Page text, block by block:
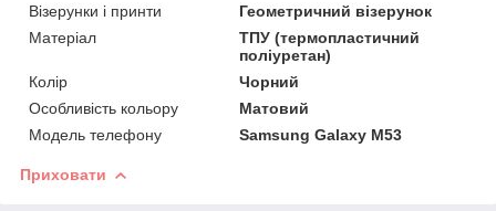
Візерунки і принти
Геометричний візерунок
Матеріал
ТПУ (термопластичний
поліуретан)
Колір
Чорний
Особливість кольору
Матовий
Модель телефону
Samsung Galaxy M53
Приховати